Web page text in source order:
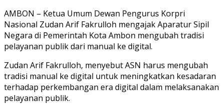
AMBON – Ketua Umum Dewan Pengurus Korpri
Nasional Zudan Arif Fakrulloh mengajak Aparatur Sipil
Negara di Pemerintah Kota Ambon mengubah tradisi
pelayanan publik dari manual ke digital.
Zudan Arif Fakrulloh, menyebut ASN harus mengubah
tradisi manual ke digital untuk meningkatkan kesadaran
terhadap perkembangan era digital dalam melaksanakan
pelayanan publik.